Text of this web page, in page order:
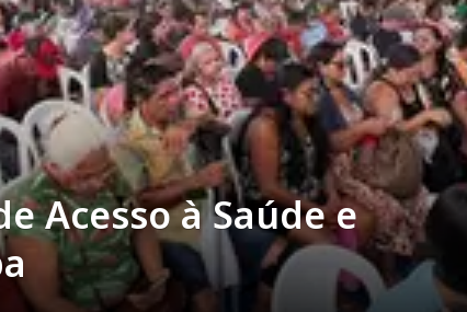
Acesso à Saúde e